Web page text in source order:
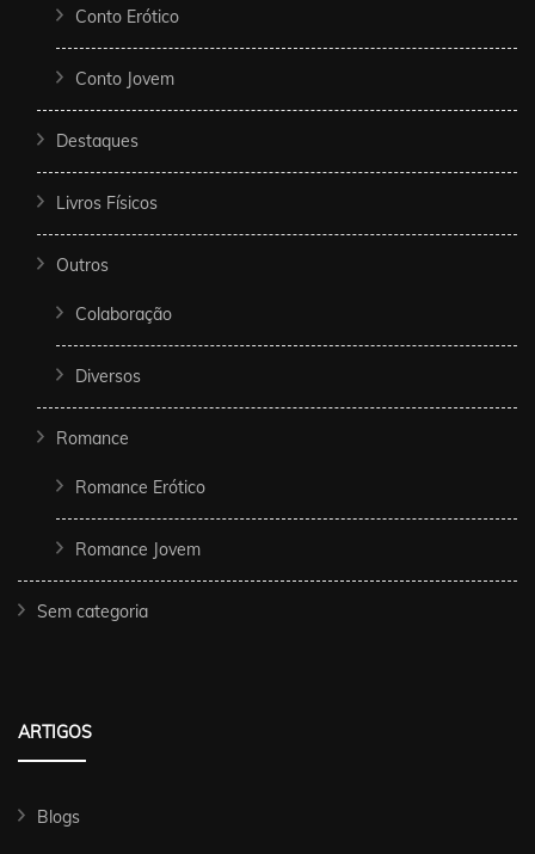
Conto Erótico
Conto Jovem
Destaques
Livros Físicos
Outros
Colaboração
Diversos
Romance
Romance Erótico
Romance Jovem
Sem categoria
ARTIGOS
Blogs